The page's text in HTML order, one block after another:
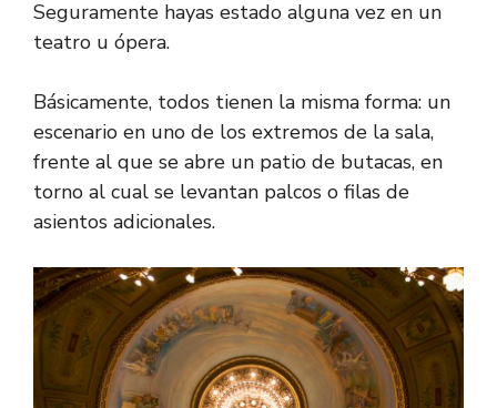
Seguramente hayas estado alguna vez en un
teatro u ópera.
Básicamente, todos tienen la misma forma: un
escenario en uno de los extremos de la sala,
frente al que se abre un patio de butacas, en
torno al cual se levantan palcos o filas de
asientos adicionales.